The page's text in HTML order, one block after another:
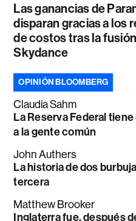
Las ganancias de
disparan gracias a los
de costos tras la
Skydance
OPINIÓN BLOOMBERG
Claudia Sahm
La Reserva Federal
a la gente común
John Authers
La historia de dos
tercera
Matthew Brooker
Inglaterra fue, después